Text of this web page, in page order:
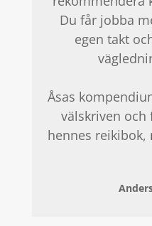
Du får jobba
egen takt
Åsas
välskriven och
hennes